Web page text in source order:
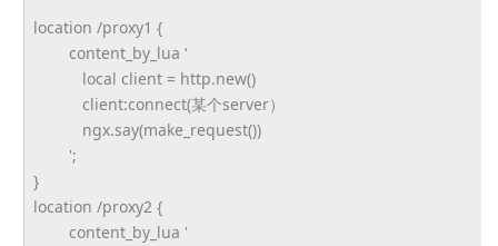
location /proxy1 {
content_by_lua ‘
local client = http.new()
client:connect(某个server）
ngx.say(make_request())
';
}
location /proxy2 {
content_by_lua '